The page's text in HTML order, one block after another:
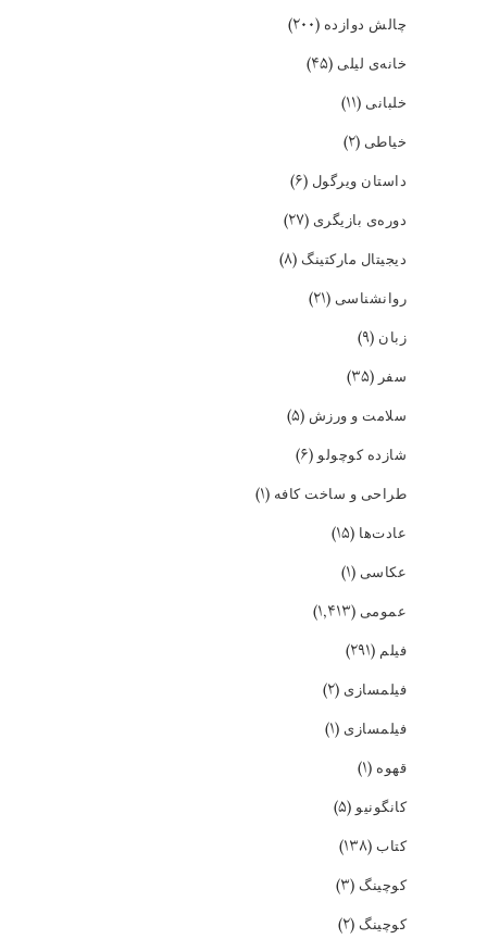
چالش دوازده (۲۰۰)
خانه‌ی لیلی (۴۵)
خلبانی (۱۱)
خیاطی (۲)
داستان ویرگول (۶)
دوره‌ی بازیگری (۲۷)
دیجیتال مارکتینگ (۸)
روانشناسی (۲۱)
زبان (۹)
سفر (۳۵)
سلامت و ورزش (۵)
شازده کوچولو(۶)
طراحی و ساخت کافه (۱)
عادت‌ها (۱۵)
عکاسی (۱)
عمومی (۱,۴۱۳)
فیلم (۲۹۱)
فیلمسازی (۲)
فیلمسازی (۱)
قهوه (۱)
کانگونیو(۵)
کتاب (۱۳۸)
کوچینگ (۳)
کوچینگ (۲)